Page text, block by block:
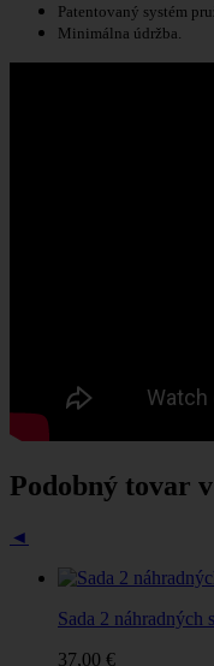
Patentovaný systém
Minimálna údržba.
Podobný tovar
◄
Sada 2 náhradných
37,00 €